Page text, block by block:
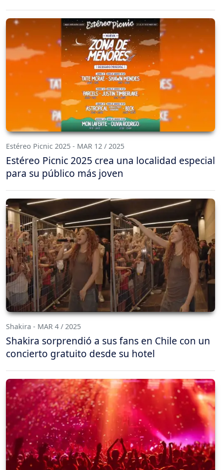
Estéreo Picnic 2025 - MAR 12 / 2025
Estéreo Picnic 2025 crea una localidad especial
para su público más joven
Shakira - MAR 4 / 2025
Shakira sorprendió a sus fans en Chile con un
concierto gratuito desde su hotel